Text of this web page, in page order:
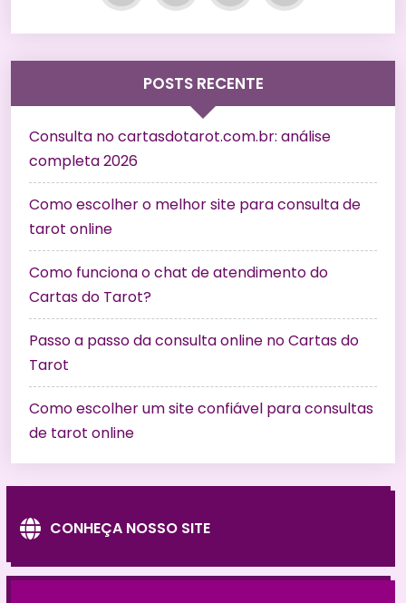
POSTS RECENTE
Consulta no cartasdotarot.com.br: análise
completa 2026
Como escolher o melhor site para consulta de
tarot online
Como funciona o chat de atendimento do
Cartas do Tarot?
Passo a passo da consulta online no Cartas do
Tarot
Como escolher um site confiável para consultas
de tarot online
CONHEÇA NOSSO SITE